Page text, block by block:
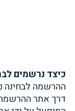
כיצד נרשמים
ההרשמה לבחינה
דרך אתר